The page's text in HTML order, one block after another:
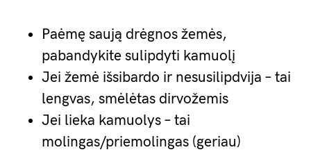
Paėmę saują drėgnos žemės,
pabandykite sulipdyti kamuolį
Jei žemė išsibardo ir nesusilipdvija – tai
lengvas, smėlėtas dirvožemis
Jei lieka kamuolys – tai
molingas/priemolingas (geriau)